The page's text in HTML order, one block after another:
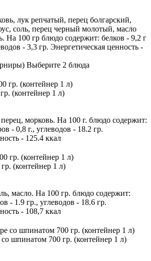
лук репчатый, перец болгарский,
соль, перец черный молотый, масло
На 100 гр блюдо содержит: белков - 9,2 г
- 3,3 гр. Энергетическая ценность -
Выберите 2 блюда
(контейнер 1 л)
морковь. На 100 г. блюдо содержит:
- 0,8 г., углеводов - 18.2 гр.
- 125.4 ккал
(контейнер 1 л)
масло. На 100 гр. блюдо содержит:
- 1.9 гр., углеводов - 18.6 гр.
- 108,7 ккал
шпинатом 700 гр. (контейнер 1 л)